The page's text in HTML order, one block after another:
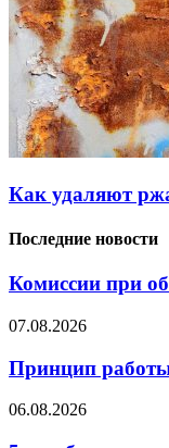
Как удаляют
Последние новости
Комиссии при
07.08.2026
Принцип
06.08.2026